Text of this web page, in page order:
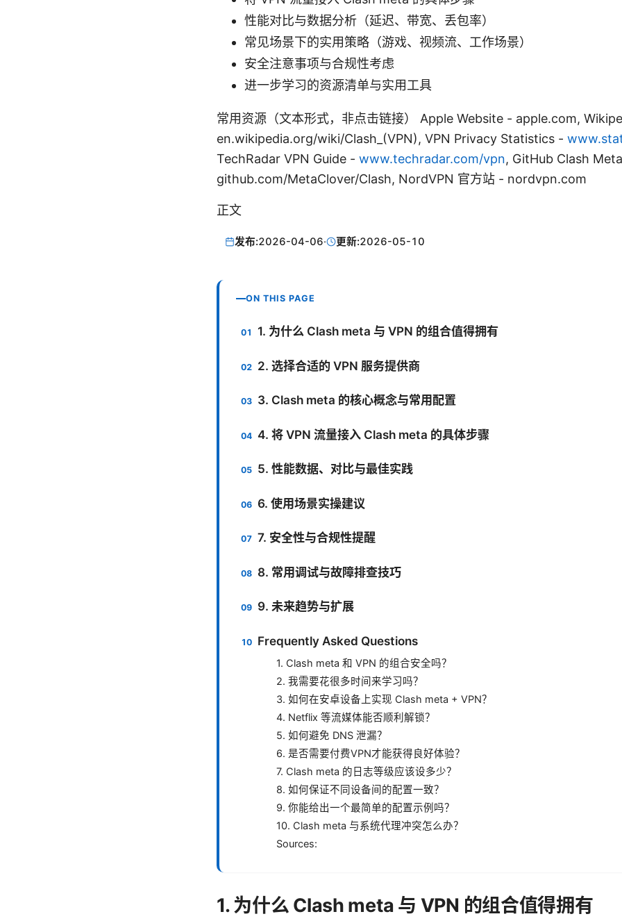
性能对比与数据分析（延迟、带宽、丢包率）
常见场景下的实用策略（游戏、视频流、工作场景）
安全注意事项与合规性考虑
进一步学习的资源清单与实用工具
常用资源（文本形式，非点击链接） Apple Website - apple.com,
en.wikipedia.org/wiki/Clash_(VPN), VPN Privacy Statistics -
TechRadar VPN Guide - www.techradar.com/vpn, GitHub Clash
github.com/MetaClover/Clash, NordVPN 官方站 - nordvpn.com
正文
发布:2026-04-06· 更新:2026-05-10
ON THIS PAGE
1. 为什么 Clash meta 与 VPN 的组合值得拥有
2. 选择合适的 VPN 服务提供商
3. Clash meta 的核心概念与常用配置
4. 将 VPN 流量接入 Clash meta 的具体步骤
5. 性能数据、对比与最佳实践
6. 使用场景实操建议
7. 安全性与合规性提醒
8. 常用调试与故障排查技巧
9. 未来趋势与扩展
Frequently Asked Questions
1. Clash meta 和 VPN 的组合安全吗？
2. 我需要花很多时间来学习吗？
3. 如何在安卓设备上实现 Clash meta + VPN？
4. Netflix 等流媒体能否顺利解锁？
5. 如何避免 DNS 泄漏？
6. 是否需要付费VPN才能获得良好体验？
7. Clash meta 的日志等级应该设多少？
8. 如何保证不同设备间的配置一致？
9. 你能给出一个最简单的配置示例吗？
10. Clash meta 与系统代理冲突怎么办？
Sources:
1. 为什么 Clash meta 与 VPN 的组合值得拥有